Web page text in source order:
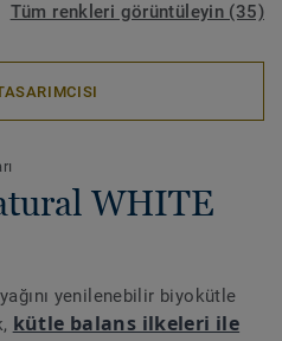
Tüm renkleri görüntüleyin (35)
WHITE
yenilenebilir biyokütle
kütle balans ilkeleri ile